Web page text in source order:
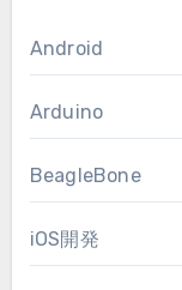
Android
Arduino
BeagleBone
iOS開発